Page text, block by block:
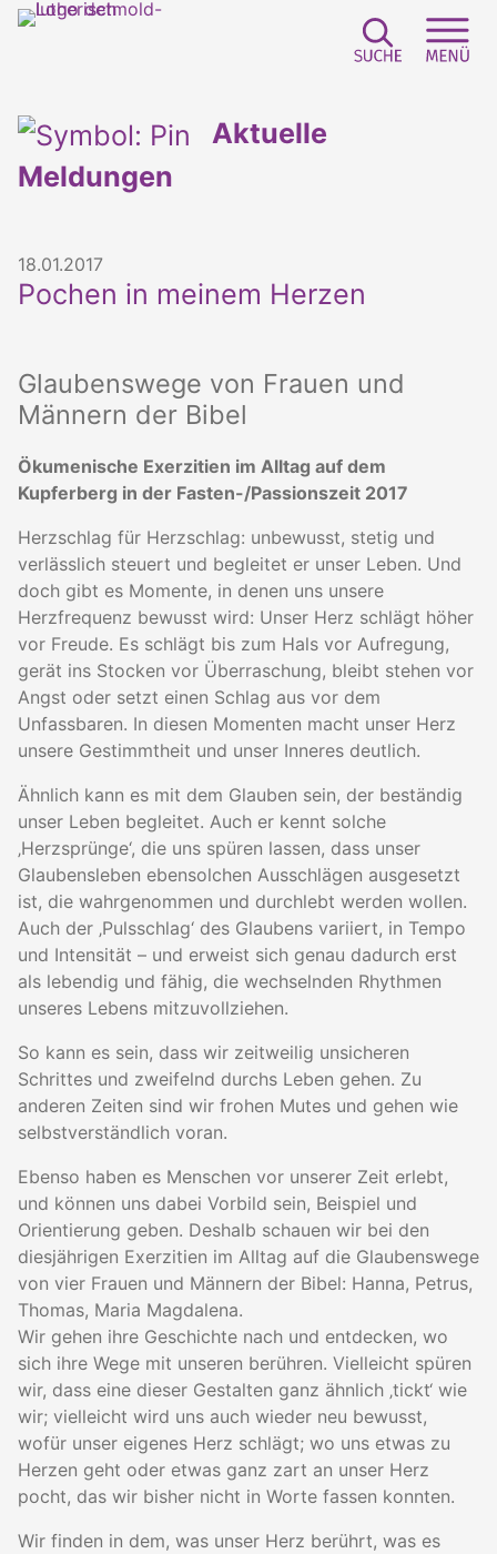
Aktuelle
Meldungen
18.01.2017
Pochen in meinem Herzen
Glaubenswege von Frauen und
Männern der Bibel
Ökumenische Exerzitien im Alltag auf dem
Kupferberg in der Fasten-/Passionszeit 2017
Herzschlag für Herzschlag: unbewusst, stetig und
verlässlich steuert und begleitet er unser Leben. Und
doch gibt es Momente, in denen uns unsere
Herzfrequenz bewusst wird: Unser Herz schlägt höher
vor Freude. Es schlägt bis zum Hals vor Aufregung,
gerät ins Stocken vor Überraschung, bleibt stehen vor
Angst oder setzt einen Schlag aus vor dem
Unfassbaren. In diesen Momenten macht unser Herz
unsere Gestimmtheit und unser Inneres deutlich.
Ähnlich kann es mit dem Glauben sein, der beständig
unser Leben begleitet. Auch er kennt solche
‚Herzsprünge‘, die uns spüren lassen, dass unser
Glaubensleben ebensolchen Ausschlägen ausgesetzt
ist, die wahrgenommen und durchlebt werden wollen.
Auch der ‚Pulsschlag‘ des Glaubens variiert, in Tempo
und Intensität – und erweist sich genau dadurch erst
als lebendig und fähig, die wechselnden Rhythmen
unseres Lebens mitzuvollziehen.
So kann es sein, dass wir zeitweilig unsicheren
Schrittes und zweifelnd durchs Leben gehen. Zu
anderen Zeiten sind wir frohen Mutes und gehen wie
selbstverständlich voran.
Ebenso haben es Menschen vor unserer Zeit erlebt,
und können uns dabei Vorbild sein, Beispiel und
Orientierung geben. Deshalb schauen wir bei den
diesjährigen Exerzitien im Alltag auf die Glaubenswege
von vier Frauen und Männern der Bibel: Hanna, Petrus,
Thomas, Maria Magdalena.
Wir gehen ihre Geschichte nach und entdecken, wo
sich ihre Wege mit unseren berühren. Vielleicht spüren
wir, dass eine dieser Gestalten ganz ähnlich ‚tickt‘ wie
wir; vielleicht wird uns auch wieder neu bewusst,
wofür unser eigenes Herz schlägt; wo uns etwas zu
Herzen geht oder etwas ganz zart an unser Herz
pocht, das wir bisher nicht in Worte fassen konnten.
Wir finden in dem, was unser Herz berührt, was es